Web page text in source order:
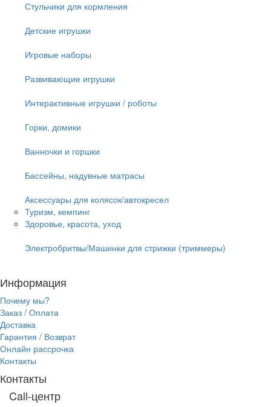
Стульчики для кормления
Детские игрушки
Игровые наборы
Развивающие игрушки
Интерактивные игрушки / роботы
Горки, домики
Ванночки и горшки
Бассейны, надувные матрасы
Аксессуары для колясок/автокресел
Туризм, кемпинг
Здоровье, красота, уход
Электробритвы/Машинки для стрижки (триммеры)
Информация
Почему мы?
Заказ / Оплата
Доставка
Гарантия / Возврат
Онлайн рассрочка
Контакты
Контакты
Call-центр